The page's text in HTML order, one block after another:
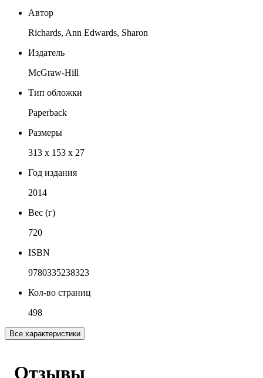
Автор
Richards, Ann Edwards, Sharon
Издатель
McGraw-Hill
Тип обложки
Paperback
Размеры
313 x 153 x 27
Год издания
2014
Вес (г)
720
ISBN
9780335238323
Кол-во страниц
498
Все характеристики
Отзывы